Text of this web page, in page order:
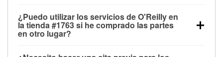
las pruebas de batería, pruebas de alternador y
motor de arranque, revisión de la luz “Check Engine”
con O'Reilly VeriScan® e instalación de
limpiaparabrisas o bombillas, están disponibles en
¿Puedo utilizar los servicios de O'Reilly en
la tienda #1763 si he comprado las partes
en otro lugar?